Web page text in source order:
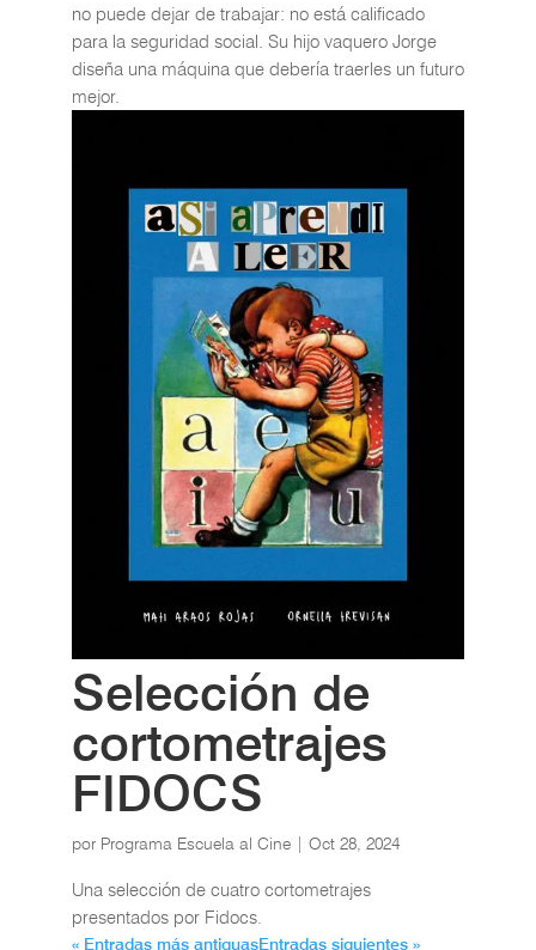
no puede dejar de trabajar: no está calificado
para la seguridad social. Su hijo vaquero Jorge
diseña una máquina que debería traerles un futuro
mejor.
Selección de
cortometrajes
FIDOCS
por Programa Escuela al Cine| Oct 28, 2024
Una selección de cuatro cortometrajes
presentados por Fidocs.
« Entradas más antiguasEntradas siguientes »